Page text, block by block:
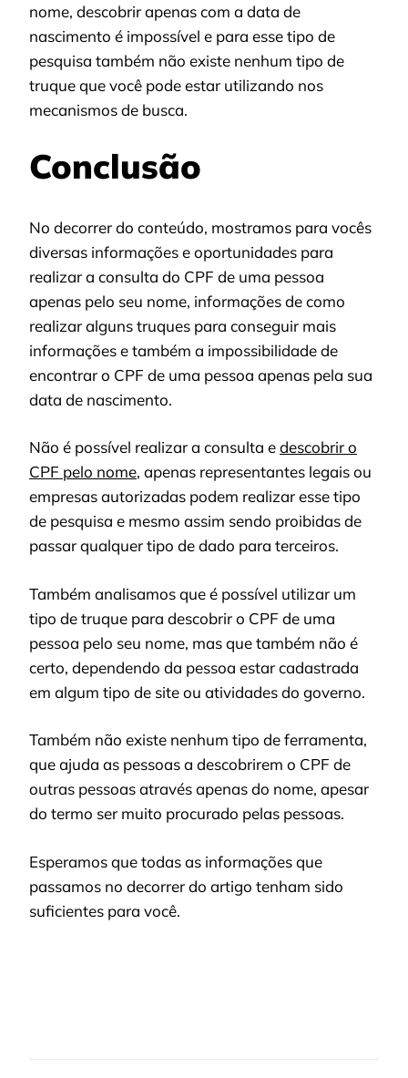
nome, descobrir apenas com a data de
nascimento é impossível e para esse tipo de
pesquisa também não existe nenhum tipo de
truque que você pode estar utilizando nos
mecanismos de busca.
Conclusão
No decorrer do conteúdo, mostramos para vocês
diversas informações e oportunidades para
realizar a consulta do CPF de uma pessoa
apenas pelo seu nome, informações de como
realizar alguns truques para conseguir mais
informações e também a impossibilidade de
encontrar o CPF de uma pessoa apenas pela sua
data de nascimento.
Não é possível realizar a consulta edescobrir o
CPF pelo nome, apenas representantes legais ou
empresas autorizadas podem realizar esse tipo
de pesquisa e mesmo assim sendo proibidas de
passar qualquer tipo de dado para terceiros.
Também analisamos que é possível utilizar um
tipo de truque para descobrir o CPF de uma
pessoa pelo seu nome, mas que também não é
certo, dependendo da pessoa estar cadastrada
em algum tipo de site ou atividades do governo.
Também não existe nenhum tipo de ferramenta,
que ajuda as pessoas a descobrirem o CPF de
outras pessoas através apenas do nome, apesar
do termo ser muito procurado pelas pessoas.
Esperamos que todas as informações que
passamos no decorrer do artigo tenham sido
suficientes para você.